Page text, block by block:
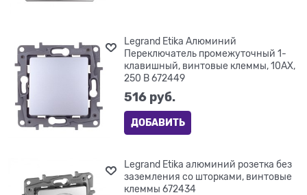
Legrand Etika Алюминий
Переключатель промежуточный 1-
клавишный, винтовые клеммы, 10AX,
250 В 672449
516 руб.
ДОБАВИТЬ
Legrand Etika алюминий розетка без
заземления со шторками, винтовые
клеммы 672434